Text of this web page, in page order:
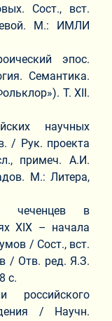
Сост., вст.
М.: ИМЛИ
эпос.
Семантика.
Т. ХII.
научных
/ Рук. проекта
примеч. А.И.
М.: Литера,
чеченцев в
ХIХ – начала
/ Сост., вст.
/ Отв. ред. Я.З.
с.
/ Научн.